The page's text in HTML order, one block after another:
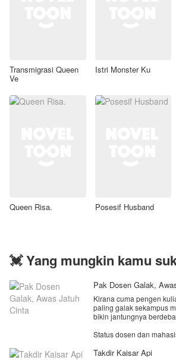
Transmigrasi Queen
Ve
Istri Monster Ku
Queen Risa. Posesif Husband
💓 Yang mungkin kamu
Pak Dosen Galak,
Kirana cuma pengen
paling galak sekampus
bikin jantungnya
Status dosen dan
menghancurkan
Takdir Kaisar Api